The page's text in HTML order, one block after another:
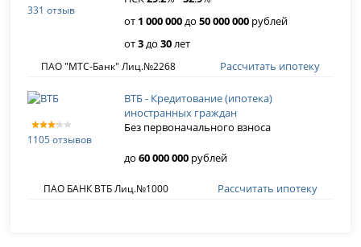
331 отзыв
от 1 000 000до50 000 000 рублей
от3до30лет
ПАО "МТС-Банк" Лиц.№2268 Рассчитать ипотеку
1105 отзывов
ВТБ - Кредитование (ипотека)
иностранных граждан
Без первоначального взноса
до60 000 000 рублей
ПАО БАНК ВТБ Лиц.№1000 Рассчитать ипотеку